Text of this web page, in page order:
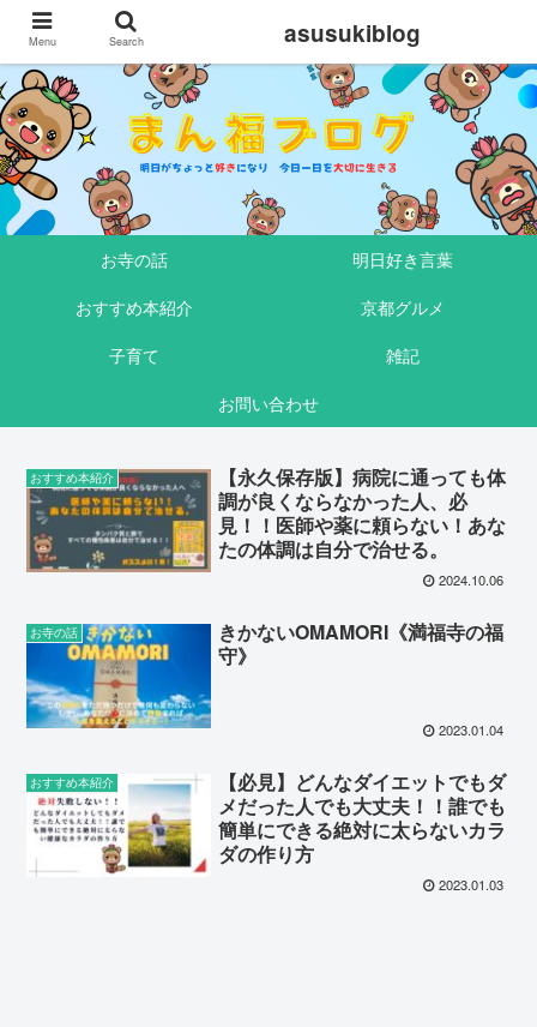
お寺の話
明日好き言葉
おすすめ本紹介
京都グルメ
子育て
雑記
お問い合わせ
おすすめ本紹介
【永久保存版】病院に通っても体
調が良くならなかった人、必
見！！医師や薬に頼らない！あな
たの体調は自分で治せる。
2024.10.06
お寺の話
きかないOMAMORI《満福寺の福
守》
2023.01.04
おすすめ本紹介
【必見】どんなダイエットでもダ
メだった人でも大丈夫！！誰でも
簡単にできる絶対に太らないカラ
ダの作り方
2023.01.03
Menu Search asusukiblog